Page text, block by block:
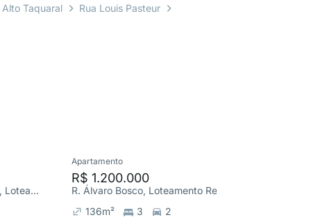
Taquaral Rua Louis Pasteur
R. Aglair Buratto Villas Boas, Loteamento Residencial Vila Bella Dom Pedro
Apartamento
R$ 1.200.000
136m² 3 2